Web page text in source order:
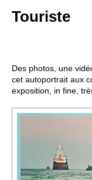
Touriste
Des photos, une
cet autoportrait aux
exposition, in fine,